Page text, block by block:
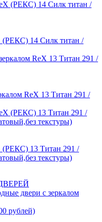
(РЕКС) 14 Силк титан /
RеX 13 Титан 291 /
(РЕКС) 13 Титан 291 /
текстуры)
двери с зеркалом
рублей)